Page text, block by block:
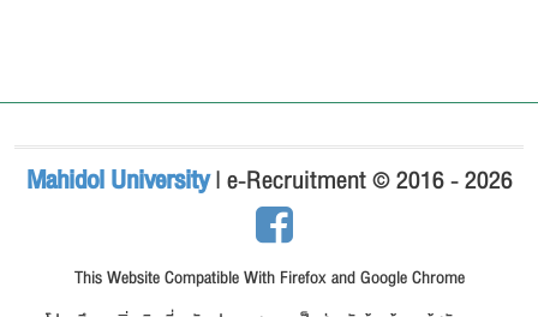
Mahidol University| e-Recruitment © 2016 - 2026
This Website Compatible With Firefox and Google Chrome